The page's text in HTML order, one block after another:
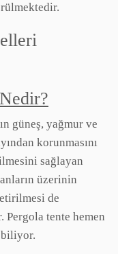
güneş, yağmur ve
korunmasını
sağlayan
üzerinin
de
Pergola tente hemen